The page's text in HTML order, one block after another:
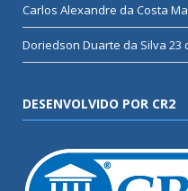
Carlos Alexandre da Costa
Doriedson Duarte da Silva 23
DESENVOLVIDO POR CR2